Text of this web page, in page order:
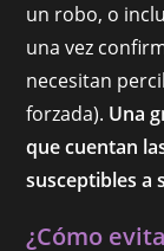
un robo, o
una vez
necesitan
forzada). Una
que cuentan
susceptibles a
¿Cómo